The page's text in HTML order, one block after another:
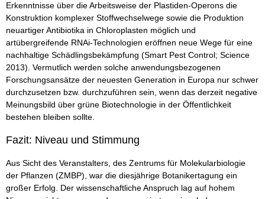
Erkenntnisse über die Arbeitsweise der Plastiden-Operons die
Konstruktion komplexer Stoffwechselwege sowie die Produktion
neuartiger Antibiotika in Chloroplasten möglich und
artübergreifende RNAi-Technologien eröffnen neue Wege für eine
nachhaltige Schädlingsbekämpfung (Smart Pest Control; Science
2013). Vermutlich werden solche anwendungsbezogenen
Forschungsansätze der neuesten Generation in Europa nur schwer
durchzusetzen bzw. durchzuführen sein, wenn das derzeit negative
Meinungsbild über grüne Biotechnologie in der Öffentlichkeit
bestehen bleiben sollte.
Fazit: Niveau und Stimmung
Aus Sicht des Veranstalters, des Zentrums für Molekularbiologie
der Pflanzen (ZMBP), war die diesjährige Botanikertagung ein
großer Erfolg. Der wissenschaftliche Anspruch lag auf hohem